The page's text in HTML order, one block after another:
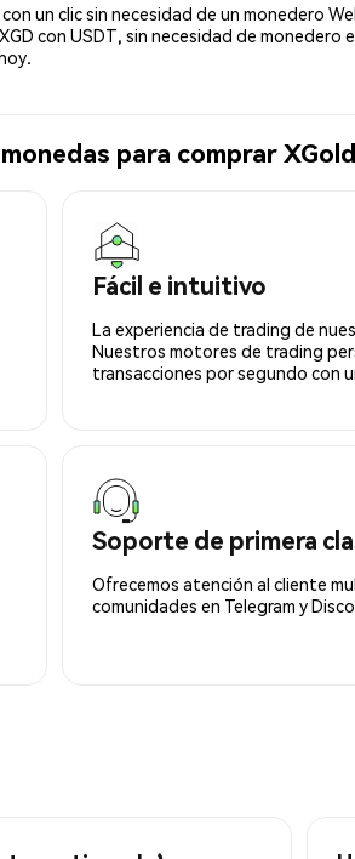
un clic sin necesidad de un monedero
con USDT, sin necesidad de
para comprar
Fácil e intuitivo
La experiencia de trading de
Nuestros motores de trading
transacciones por segundo con
Soporte de primera
Ofrecemos atención al cliente
comunidades en Telegram y